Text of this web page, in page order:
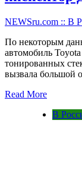
NEWSru.com :: В
По некоторым
автомобиль
тонированных
вызвала большой
Read More
В